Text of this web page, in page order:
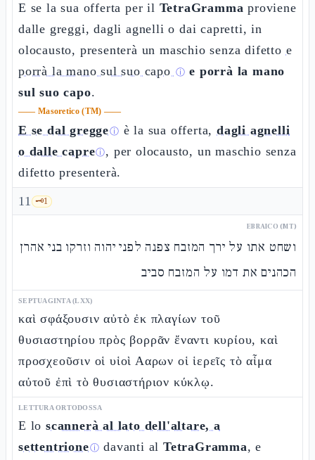
E se la sua offerta per il TetraGramma proviene
dalle greggi, dagli agnelli o dai capretti, in
olocausto, presenterà un maschio senza difetto e
porrà la mano sul suo capo ⓘ e porrà la mano
sul suo capo.
—— Masoretico (TM) ——
E se dal greggeⓘ è la sua offerta,dagli agnelli
o dalle capreⓘ, per olocausto, un maschio senza
difetto presenterà.
11 🗝️1
EBRAICO (MT)
ושחט אתו על ירך המזבח צפנה לפני יהוה וזרקו בני אהרן
הכהנים את דמו על המזבח סביב
SEPTUAGINTA (LXX)
καὶ σφάξουσιν αὐτὸ ἐκ πλαγίων τοῦ
θυσιαστηρίου πρὸς βορρᾶν ἔναντι κυρίου, καὶ
προσχεοῦσιν οἱ υἱοὶ Ααρων οἱ ἱερεῖς τὸ αἷμα
αὐτοῦ ἐπὶ τὸ θυσιαστήριον κύκλῳ.
LETTURA ORTODOSSA
E lo scannerà al lato dell'altare, a
settentrioneⓘ davanti alTetraGramma, e